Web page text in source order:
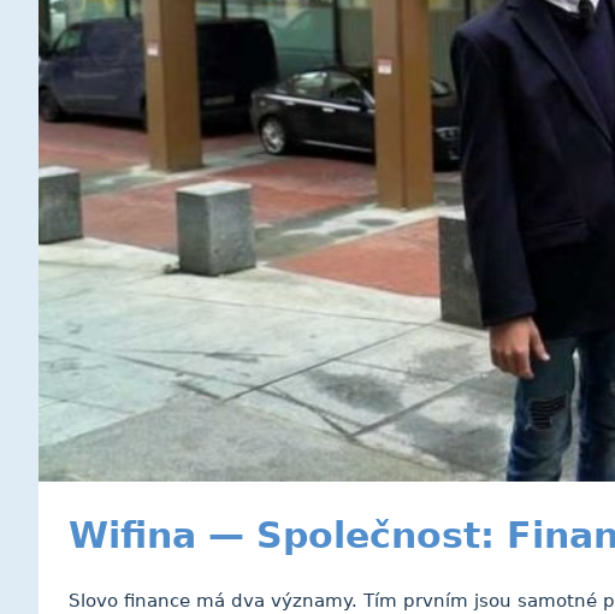
Wifina — Společnost:
Slovo finance má dva významy. Tím prvním jsou samotné